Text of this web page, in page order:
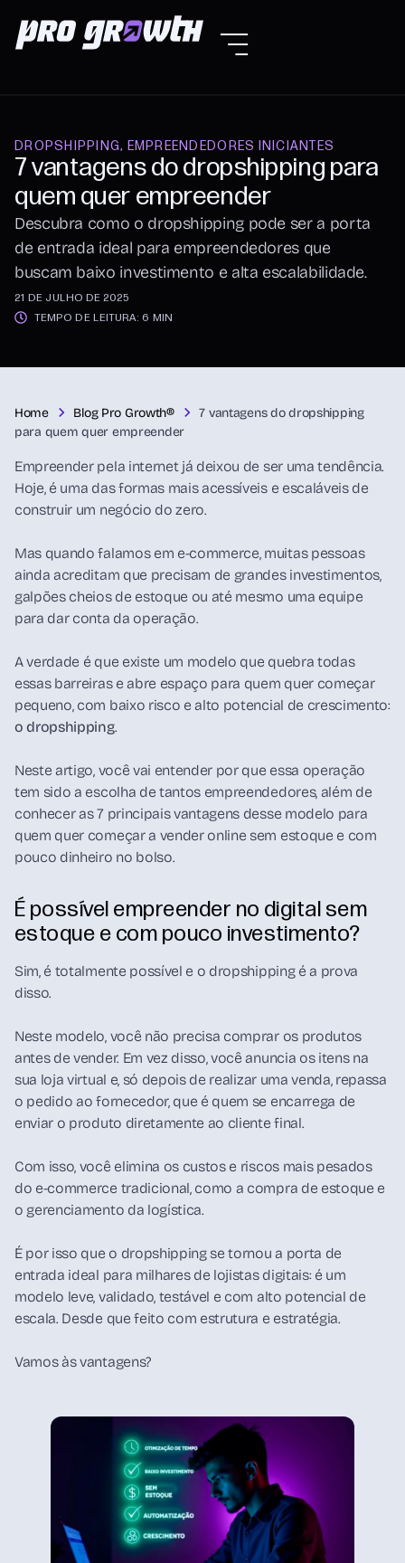
DROPSHIPPING, EMPREENDEDORES INICIANTES
7 vantagens do dropshipping para
quem quer empreender
Descubra como o dropshipping pode ser a porta
de entrada ideal para empreendedores que
buscam baixo investimento e alta escalabilidade.
21 DE JULHO DE 2025
TEMPO DE LEITURA: 6 MIN
Home Blog Pro Growth®
7 vantagens do dropshipping
para quem quer empreender
Empreender pela internet já deixou de ser uma tendência.
Hoje, é uma das formas mais acessíveis e escaláveis de
construir um negócio do zero.
Mas quando falamos em e-commerce, muitas pessoas
ainda acreditam que precisam de grandes investimentos,
galpões cheios de estoque ou até mesmo uma equipe
para dar conta da operação.
A verdade é que existe um modelo que quebra todas
essas barreiras e abre espaço para quem quer começar
pequeno, com baixo risco e alto potencial de crescimento:
o dropshipping.
Neste artigo, você vai entender por que essa operação
tem sido a escolha de tantos empreendedores, além de
conhecer as 7 principais vantagens desse modelo para
quem quer começar a vender online sem estoque e com
pouco dinheiro no bolso.
É possível empreender no digital sem
estoque e com pouco investimento?
Sim, é totalmente possível e o dropshipping é a prova
disso.
Neste modelo, você não precisa comprar os produtos
antes de vender. Em vez disso, você anuncia os itens na
sua loja virtual e, só depois de realizar uma venda, repassa
o pedido ao fornecedor, que é quem se encarrega de
enviar o produto diretamente ao cliente final.
Com isso, você elimina os custos e riscos mais pesados
do e-commerce tradicional, como a compra de estoque e
o gerenciamento da logística.
É por isso que o dropshipping se tornou a porta de
entrada ideal para milhares de lojistas digitais: é um
modelo leve, validado, testável e com alto potencial de
escala. Desde que feito com estrutura e estratégia.
Vamos às vantagens?